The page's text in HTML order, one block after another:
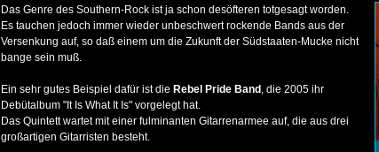
Das Genre des Southern-Rock ist ja schon desöfteren totgesagt worden.
Es tauchen jedoch immer wieder unbeschwert rockende Bands aus der
Versenkung auf, so daß einem um die Zukunft der Südstaaten-Mucke nicht
bange sein muß.
Ein sehr gutes Beispiel dafür ist die Rebel Pride Band , die 2005 ihr
Debütalbum "It Is What It Is" vorgelegt hat.
Das Quintett wartet mit einer fulminanten Gitarrenarmee auf, die aus drei
großartigen Gitarristen besteht.